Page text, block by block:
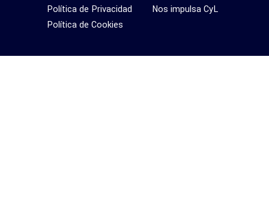
Nos impulsa CyL
Política de Privacidad
Política de Cookies